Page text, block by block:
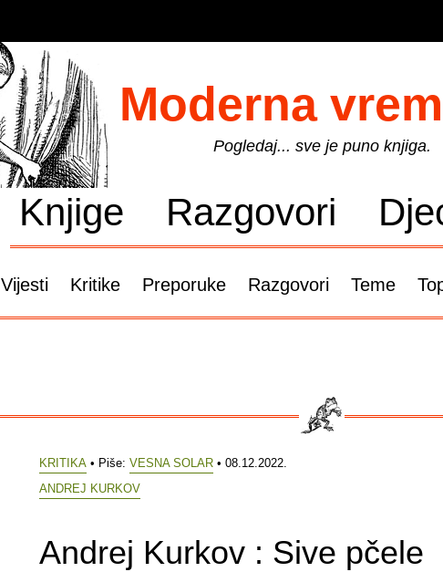
Moderna
Pogledaj... sve je puno knjiga.
Knjige Razgovori
Vijesti Kritike Preporuke Razgovori Teme
KRITIKA • Piše: VESNA SOLAR • 08.12.2022.
ANDREJ KURKOV
Andrej Kurkov : Sive pčele